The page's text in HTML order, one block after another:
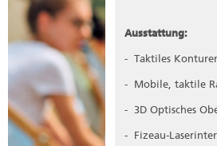
Ausstattung:
- Taktiles
- Mobile, taktile
- 3D Optisches
- Fizeau-